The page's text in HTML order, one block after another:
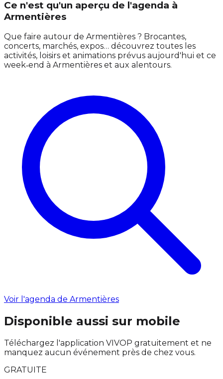
Ce n'est qu'un aperçu de l'agenda à
Armentières
Que faire autour de Armentières ? Brocantes,
concerts, marchés, expos… découvrez toutes les
activités, loisirs et animations prévus aujourd'hui et ce
week‑end à Armentières et aux alentours.
Voir l'agenda de Armentières
Disponible aussi sur mobile
Téléchargez l'application VIVOP gratuitement et ne
manquez aucun événement près de chez vous.
GRATUITE